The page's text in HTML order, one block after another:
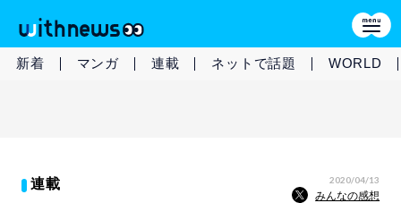
新着 マンガ 連載 ネットで話題 WORLD
連載 2020/04/13
みんなの感想